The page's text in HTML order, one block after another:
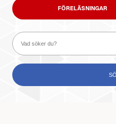
FÖRELÄSNINGAR